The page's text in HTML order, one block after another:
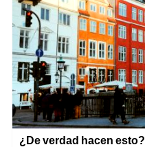
¿De verdad hacen esto?